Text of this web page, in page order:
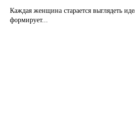
Каждая женщина старается выглядеть
формирует...